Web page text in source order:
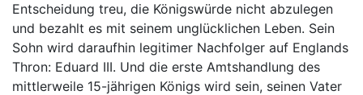
Entscheidung treu, die Königswürde nicht abzulegen
und bezahlt es mit seinem unglücklichen Leben. Sein
Sohn wird daraufhin legitimer Nachfolger auf Englands
Thron: Eduard III. Und die erste Amtshandlung des
mittlerweile 15-jährigen Königs wird sein, seinen Vater